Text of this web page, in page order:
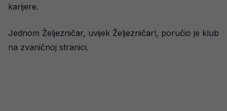
karijere.
Jednom Željezničar, uvijek Željezničar!, poručio je klub
na zvaničnoj stranici.